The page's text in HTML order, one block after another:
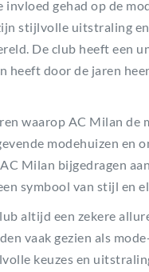
gehad op de
stijlvolle uitstraling
De club heeft een
heeft door de jaren
waarop AC Milan
modehuizen en
Milan bijgedragen
symbool van stijl en
altijd een zekere
vaak gezien als
keuzes en